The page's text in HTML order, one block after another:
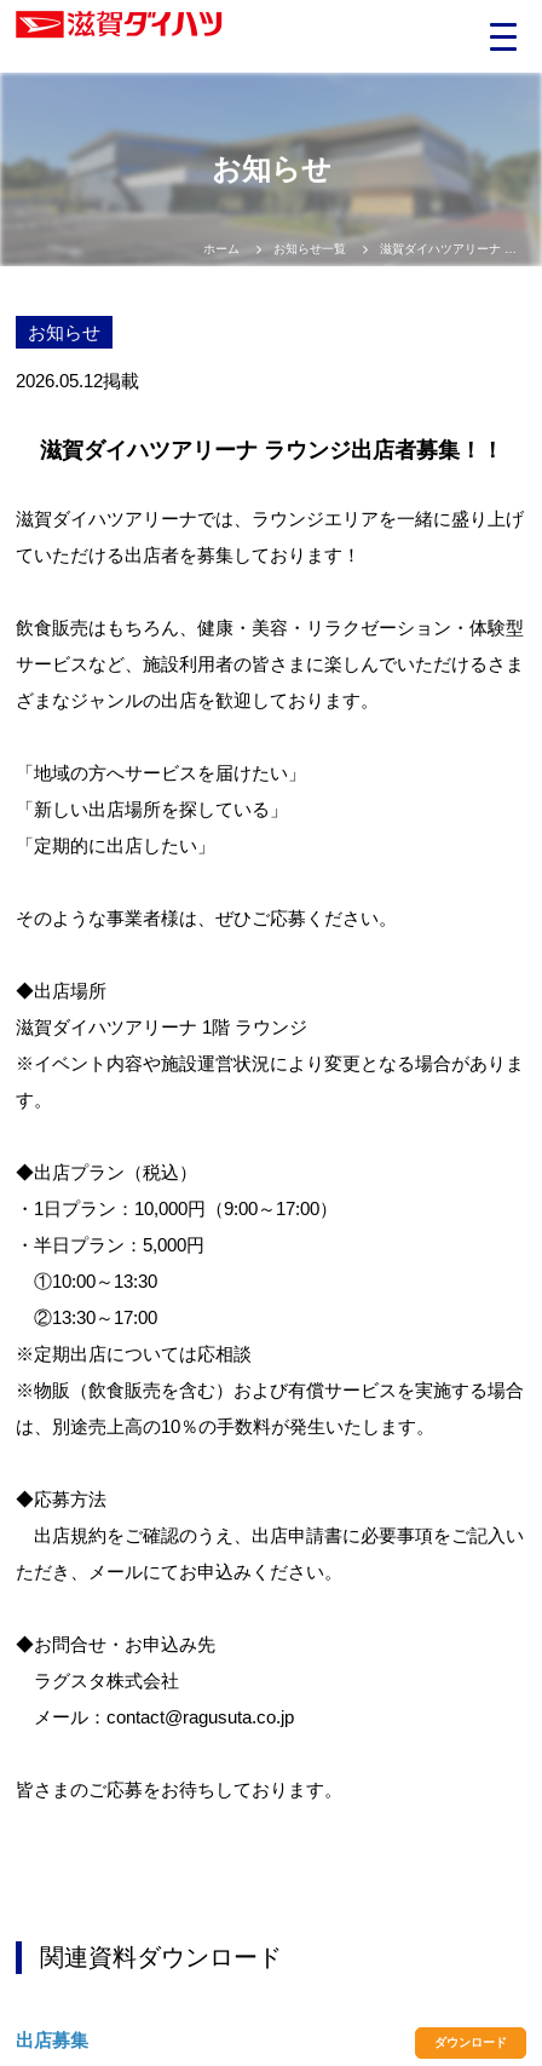
お問合せフォーム
滋賀ダイハツアリーナ 予約システム
滋賀ダイハツアリーナ 空き情報確認
お知らせ
ホーム お知らせ一覧
お知らせ
2026.05.12掲載
滋賀ダイハツアリーナ ラウンジ出店者募集！！
滋賀ダイハツアリーナでは、ラウンジエリアを一緒に盛り上げ
ていただける出店者を募集しております！
飲食販売はもちろん、健康・美容・リラクゼーション・体験型
サービスなど、施設利用者の皆さまに楽しんでいただけるさま
ざまなジャンルの出店を歓迎しております。
「地域の方へサービスを届けたい」
「新しい出店場所を探している」
「定期的に出店したい」
そのような事業者様は、ぜひご応募ください。
◆出店場所
滋賀ダイハツアリーナ 1階 ラウンジ
※イベント内容や施設運営状況により変更となる場合がありま
す。
◆出店プラン（税込）
・1日プラン：10,000円（9:00～17:00）
・半日プラン：5,000円
①10:00～13:30
②13:30～17:00
※定期出店については応相談
※物販（飲食販売を含む）および有償サービスを実施する場合
は、別途売上高の10％の手数料が発生いたします。
◆応募方法
出店規約をご確認のうえ、出店申請書に必要事項をご記入い
ただき、メールにてお申込みください。
◆お問合せ・お申込み先
ラグスタ株式会社
メール：contact@ragusuta.co.jp
皆さまのご応募をお待ちしております。
関連資料ダウンロード
出店募集 ダウンロード